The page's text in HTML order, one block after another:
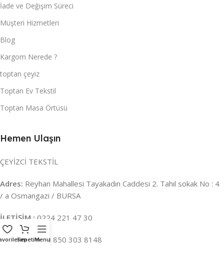
İade ve Değişim Süreci
Müşteri Hizmetleri
Blog
Kargom Nerede ?
toptan çeyiz
Toptan Ev Tekstil
Toptan Masa Örtüsü
Hemen Ulaşın
ÇEYİZCİ TEKSTİL
Adres: Reyhan Mahallesi Tayakadın Caddesi 2. Tahıl sokak No : 4
/ a Osmangazi / BURSA
İLETİŞİM : 0224 221 47 30
WHATSAPP :0 850 303 8148
SepetimMenu